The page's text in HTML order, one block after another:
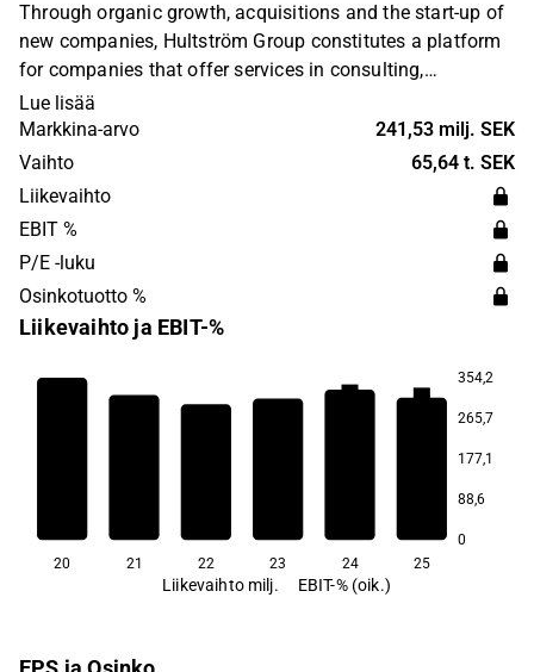
Through organic growth, acquisitions and the start-up of
new companies, Hultström Group constitutes a platform
for companies that offer services in consulting,
management, strategy, technical development and
digitalization to customer segments in real estate,
construction, infrastructure and energy.
Lue lisää
Markkina-arvo
241,53 milj. SEK
Vaihto
65,64 t. SEK
Liikevaihto
EBIT %
P/E -luku
Osinkotuotto %
Liikevaihto ja EBIT-%
354,2
265,7
177,1
88,6
0
8,0 7,6
20 21 22 23 24 25
Liikevaihto milj. EBIT-% (oik.)